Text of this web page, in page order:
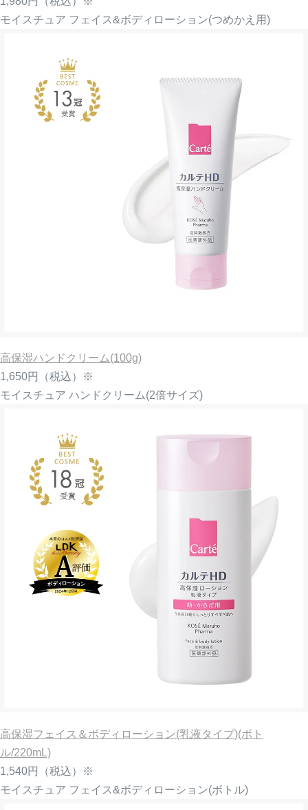
モイスチュア フェイス&ボディローション(つめかえ用)
高保湿ハンドクリーム(100g)
1,650円
（税込）※
モイスチュア ハンドクリーム(2倍サイズ)
高保湿フェイス＆ボディローション(乳液タイプ)(ボト
ル/220mL)
1,540円
（税込）※
モイスチュア フェイス&ボディローション(ボトル)